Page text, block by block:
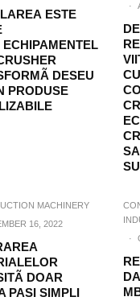
ESTE
ECHIPAMENTEL
DESEU
PRODUSE
·
MACHINERY
16, 2022
DOAR
PASI SIMPLI
·